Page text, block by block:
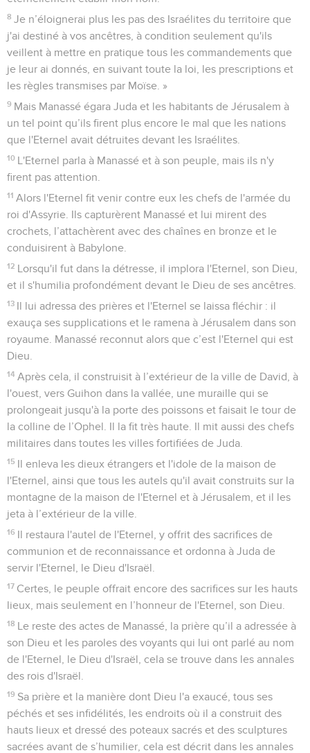
21
« Allez consulter l'Eternel pour moi et pour ce qui reste en
Israël et en Juda au sujet des paroles de ce livre qu'on a
trouvé. En effet, elle doit être grande, la colère de l'Eternel
prête à se déverser sur nous, parce que nos ancêtres n'ont
pas respecté la parole de l'Eternel et ne se sont pas
conformés à tout ce qui est prescrit dans ce livre. »
Hilkija et les hommes désignés par le roi allèrent trouver la
prophétesse Hulda. Elle était la femme de Shallum, le
gardien des habits, le fils de Thokehath et petit-fils de Hasra,
et elle habitait à Jérusalem, dans la ville neuve. Une fois
qu'ils lui eurent parlé comme convenu,
d'Israël : Annoncez à l'homme qui vous a envoyés vers moi :
‘Voici ce que dit l'Eternel : Je vais faire venir des malheurs
sur cet endroit et sur ses habitants, conformément à toutes
les malédictions écrites dans le livre qu'on a lu devant le roi
Puisqu'ils m'ont abandonné et qu'ils ont offert des parfums
à d'autres dieux afin de m'irriter par tout ce que leurs mains
faisaient, ma colère se déverse sur cet endroit et elle ne
Mais vous annoncerez au roi de Juda qui vous a envoyés
pour consulter l'Eternel : ‘Voici ce que dit l'Eternel, le Dieu
d'Israël, au sujet des paroles que tu as entendues :
Ton cœur a été touché, tu t'es humilié devant Dieu en
entendant ses paroles contre cet endroit et contre ses
habitants, tu t'es humilié devant moi, tu as déchiré tes habits
et tu as pleuré devant moi. Eh bien, moi aussi, j'ai entendu
cela, dit l'Eternel.
Josias renouvelle l'alliance avec Dieu
Je te ferai rejoindre tes ancêtres, tu rejoindras la tombe
dans la paix et tes yeux ne verront pas tous les malheurs que
je ferai venir sur cet endroit et sur ses habitants.’ » Ils
Le roi fit rassembler tous les anciens de Juda et de
Jérusalem.
30
Puis il monta à la maison de l'Eternel avec tous les
hommes de Juda et les habitants de Jérusalem, les prêtres,
les Lévites et tout le peuple, du plus grand au plus petit. Il lut
devant eux toutes les paroles du livre de l'alliance qu'on
avait trouvé dans la maison de l'Eternel.